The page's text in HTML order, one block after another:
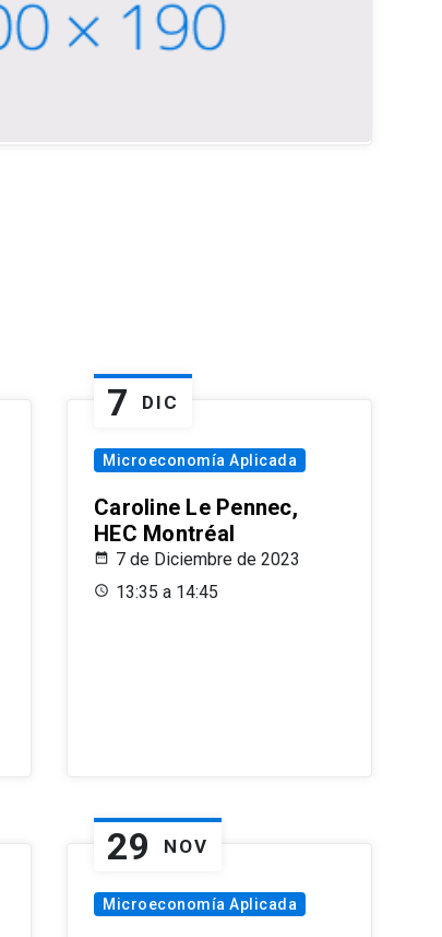
7 DIC
Microeconomía Aplicada
Caroline Le Pennec,
HEC Montréal
7 de Diciembre de 2023
13:35 a 14:45
29 NOV
Microeconomía Aplicada